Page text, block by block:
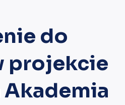
do
projekcie
Akademia